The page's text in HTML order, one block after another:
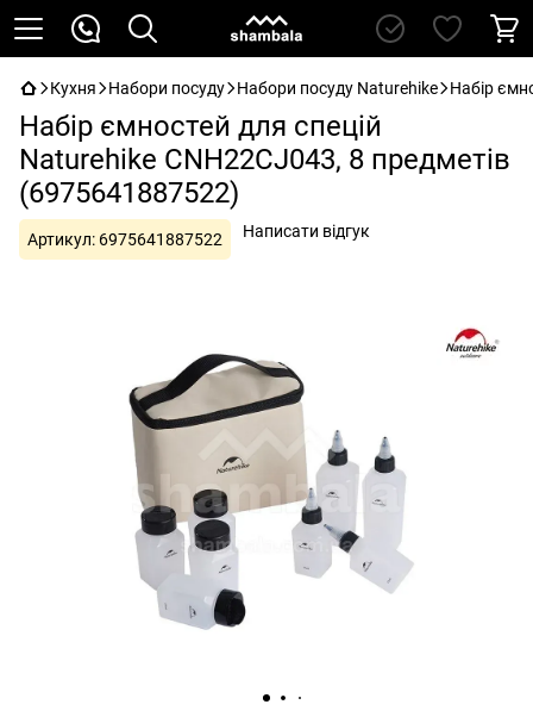
Кухня Набори посуду Набори посуду Naturehike Набір
Набір ємностей для спецій
Naturehike CNH22CJ043, 8 предметів
(6975641887522)
Артикул: 6975641887522 Написати відгук